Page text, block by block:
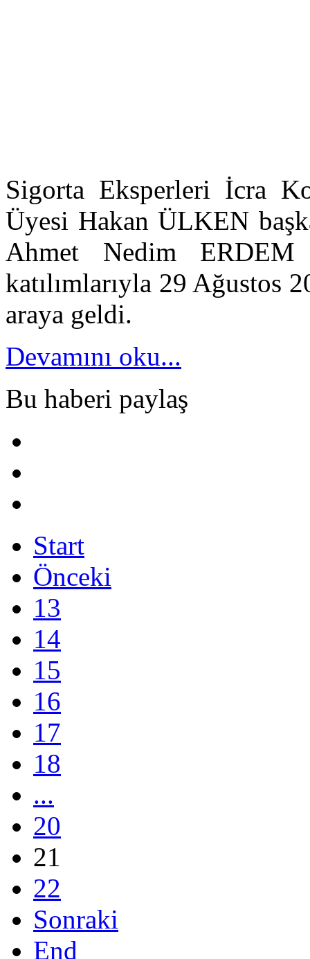
Sigorta Eksperleri İcra
Üyesi Hakan ÜLKEN
Ahmet Nedim
katılımlarıyla 29 Ağustos
araya geldi.
Devamını oku...
Bu haberi paylaş
Start
Önceki
13
14
15
16
17
18
...
20
21
22
Sonraki
End